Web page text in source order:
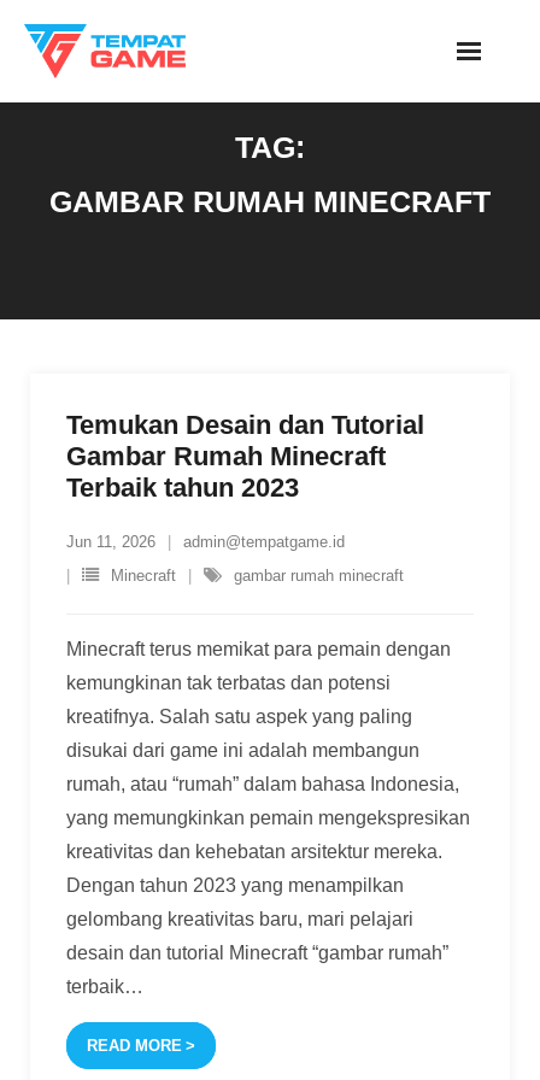
content
TAG:
GAMBAR RUMAH MINECRAFT
Temukan Desain dan Tutorial
Gambar Rumah Minecraft
Terbaik tahun 2023
Jun 11, 2026
admin@tempatgame.id
Minecraft
gambar rumah minecraft
Minecraft terus memikat para pemain dengan
kemungkinan tak terbatas dan potensi
kreatifnya. Salah satu aspek yang paling
disukai dari game ini adalah membangun
rumah, atau “rumah” dalam bahasa Indonesia,
yang memungkinkan pemain mengekspresikan
kreativitas dan kehebatan arsitektur mereka.
Dengan tahun 2023 yang menampilkan
gelombang kreativitas baru, mari pelajari
desain dan tutorial Minecraft “gambar rumah”
terbaik…
READ MORE